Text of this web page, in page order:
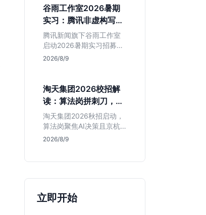
本文解读岗位需求与福利
含金量，帮应届生快速判
断投递价值。
谷雨工作室2026暑期
实习：腾讯非虚构写作
平台，仅限新闻社会学
专业
腾讯新闻旗下谷雨工作室
启动2026暑期实习招募。
本次招聘门槛明确，仅限
的头部团队，该岗位提供
独立发稿机会与高含金量
行业背书，但转正名额紧
缩，适合追求深度报道的
垂直领域人才。
2026/8/9
淘天集团2026校招解
读：算法岗拼刺刀，运
营岗限杭州，这两类人
慎投
淘天集团2026秋招启动，
算法岗聚焦AI决策且京杭
双城开放，运营岗仅限杭
值得投递。
2026/8/9
立即开始